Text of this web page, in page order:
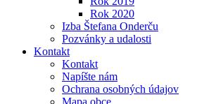
Rok 2020
Izba Štefana Onderču
Pozvánky a udalosti
Kontakt
Kontakt
Napíšte nám
Ochrana osobných údajov
Mapa obce